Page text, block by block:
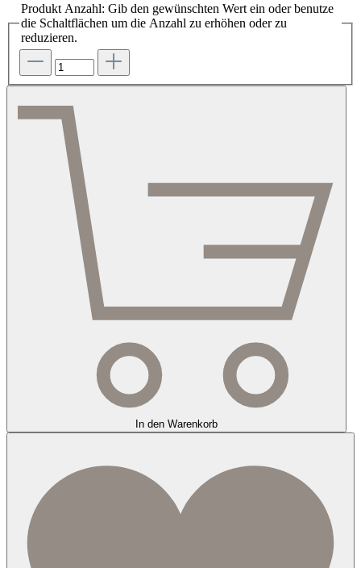
Produkt Anzahl: Gib den gewünschten Wert ein oder benutze
die Schaltflächen um die Anzahl zu erhöhen oder zu
reduzieren.
In den Warenkorb